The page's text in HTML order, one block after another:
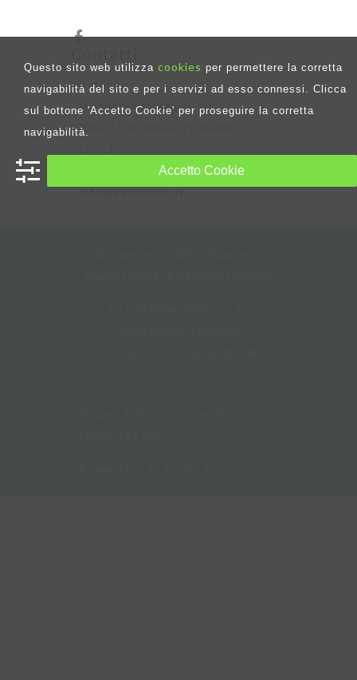
Kaloneiro
Via Vincenzo Bellini, 10
73022 Corigliano d’Otranto
+39 348 2263942
Questo sito web utilizza cookies per permettere la corretta
navigabilità del sito e per i servizi ad esso connessi. Clicca
sul bottone 'Accetto Cookie' per proseguire la corretta
navigabilità.
Accetto Cookie